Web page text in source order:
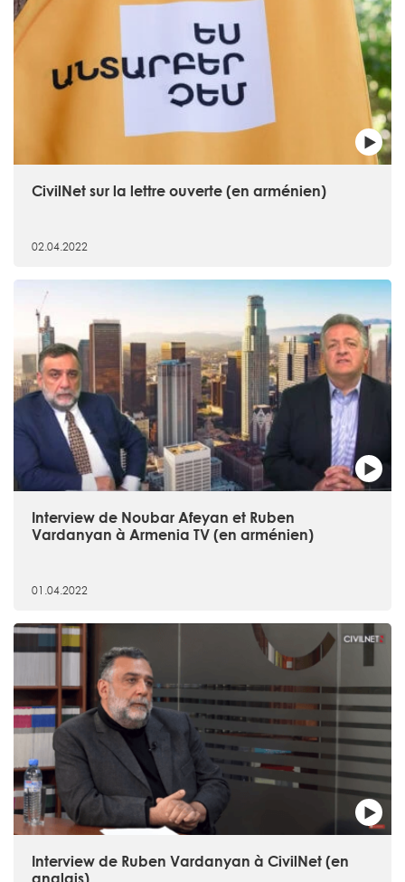
CivilNet sur la lettre ouverte (en arménien)
02.04.2022
Interview de Noubar Afeyan et Ruben
Vardanyan à Armenia TV (en arménien)
01.04.2022
Interview de Ruben Vardanyan à CivilNet (en